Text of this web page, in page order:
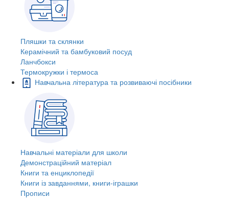
Пляшки та склянки
Керамічний та бамбуковий посуд
Ланчбокси
Термокружки і термоса
Навчальна література та розвиваючі посібники
Навчальні матеріали для школи
Демонстраційний матеріал
Книги та енциклопедії
Книги із завданнями, книги-іграшки
Прописи